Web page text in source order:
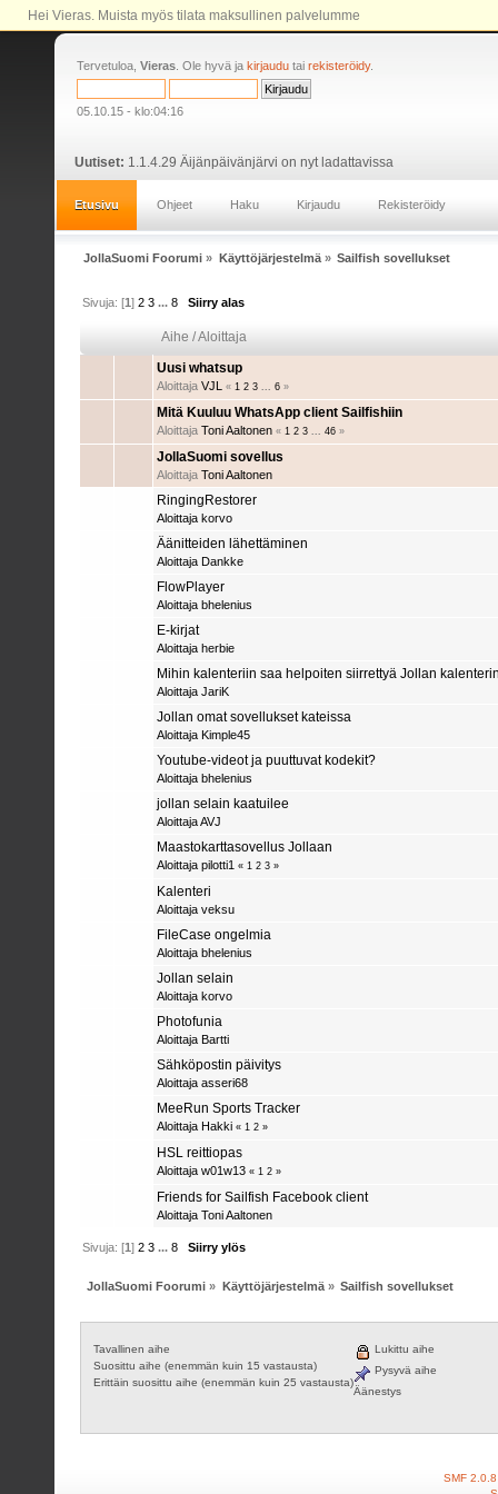
Hei Vieras. Muista myös tilata maksullinen palvelumme
Tervetuloa, Vieras. Ole hyvä ja kirjaudu tai rekisteröidy.
05.10.15 - klo:04:16
Uutiset: 1.1.4.29 Äijänpäivänjärvi on nyt ladattavissa
Etusivu Ohjeet Haku Kirjaudu Rekisteröidy
JollaSuomi Foorumi » Käyttöjärjestelmä» Sailfish sovellukset
Sivuja: [1]2 3 ...8 Siirry alas
Aihe /Aloittaja
Uusi whatsup
Aloittaja VJL « 1 2 3 6 »
Mitä Kuuluu WhatsApp client Sailfishiin
Aloittaja Toni Aaltonen « 1 2 3 46 »
JollaSuomi sovellus
Aloittaja Toni Aaltonen
RingingRestorer
Aloittaja korvo
Äänitteiden lähettäminen
Aloittaja Dankke
FlowPlayer
Aloittaja bhelenius
E-kirjat
Aloittaja herbie
Mihin kalenteriin saa helpoiten siirrettyä Jollan
Aloittaja JariK
Jollan omat sovellukset kateissa
Aloittaja Kimple45
Youtube-videot ja puuttuvat kodekit?
Aloittaja bhelenius
jollan selain kaatuilee
AloittajaAVJ
Maastokarttasovellus Jollaan
Aloittaja pilotti1 « 1 2 3 »
Kalenteri
Aloittaja veksu
FileCase ongelmia
Aloittaja bhelenius
Jollan selain
Aloittaja korvo
Photofunia
Aloittaja Bartti
Sähköpostin päivitys
Aloittaja asseri68
MeeRun Sports Tracker
Aloittaja Hakki « 1 2 »
HSL reittiopas
Aloittaja w01w13 « 1 2 »
Friends for Sailfish Facebook client
Aloittaja Toni Aaltonen
Sivuja: [1]2 3 ...8 Siirry ylös
JollaSuomi Foorumi » Käyttöjärjestelmä» Sailfish sovellukset
Tavallinen aihe
Suosittu aihe (enemmän kuin 15 vastausta)
Erittäin suosittu aihe (enemmän kuin 25 vastausta)
Lukittu aihe
Pysyvä aihe
Äänestys
SMF 2.0.8